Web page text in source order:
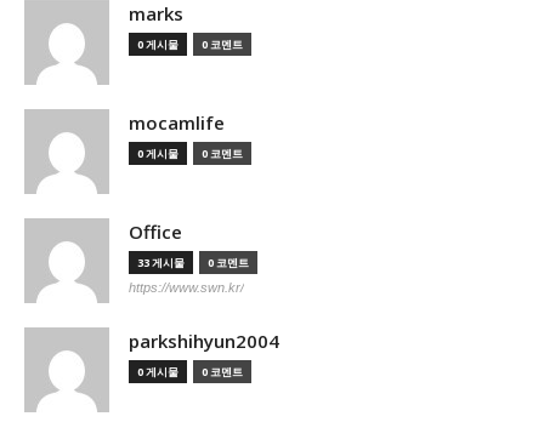
marks
0 게시물 0 코멘트
mocamlife
0 게시물 0 코멘트
Office
33 게시물 0 코멘트
https://www.swn.kr/
parkshihyun2004
0 게시물 0 코멘트